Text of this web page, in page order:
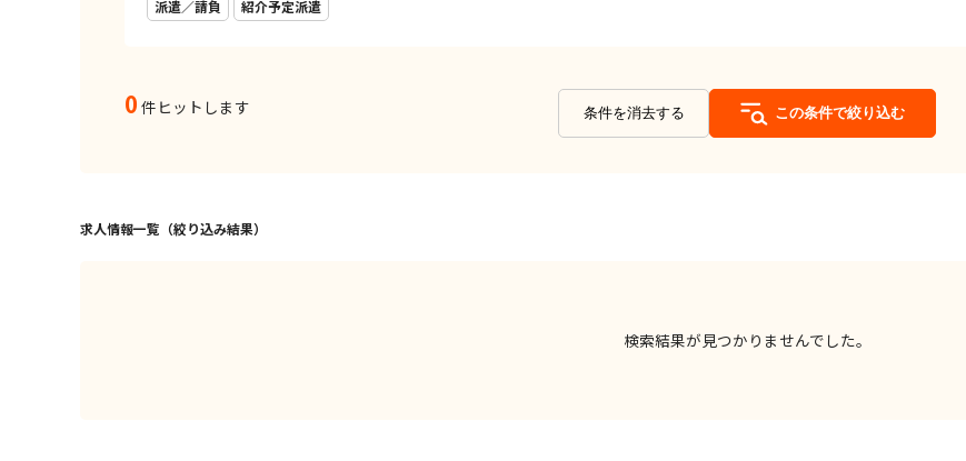
派遣／請負 紹介予定派遣
0 件ヒットします 条件を消去する この条件で絞り込む
求人情報一覧（絞り込み結果）
検索結果が見つかりませんでした。